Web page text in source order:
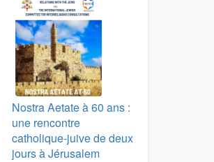
Nostra Aetate à 60 ans :
une rencontre
catholique-juive de deux
jours à Jérusalem